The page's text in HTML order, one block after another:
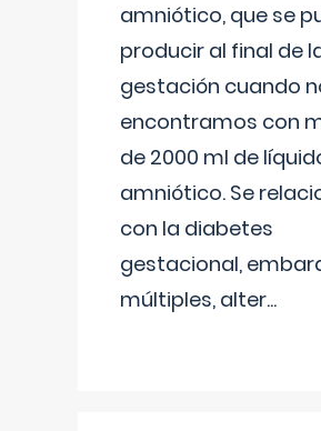
amniótico, que se
producir al final de
gestación cuando
encontramos con
de 2000 ml de
amniótico. Se
con la diabetes
gestacional,
múltiples, alter...